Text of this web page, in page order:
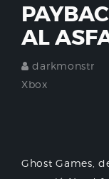
AL
darkmonstr
Xbox
Ghost Games,